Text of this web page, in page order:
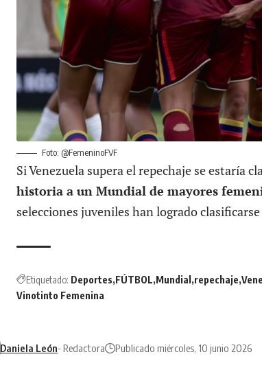
Foto: @FemeninoFVF
Si Venezuela supera el repechaje se estaría
historia a un Mundial de mayores
selecciones juveniles han logrado
Etiquetado: Deportes FÚTBOL Mundial repechaje
Vinotinto Femenina
Daniela León- Redactora Publicado miércoles, 10 junio 2026